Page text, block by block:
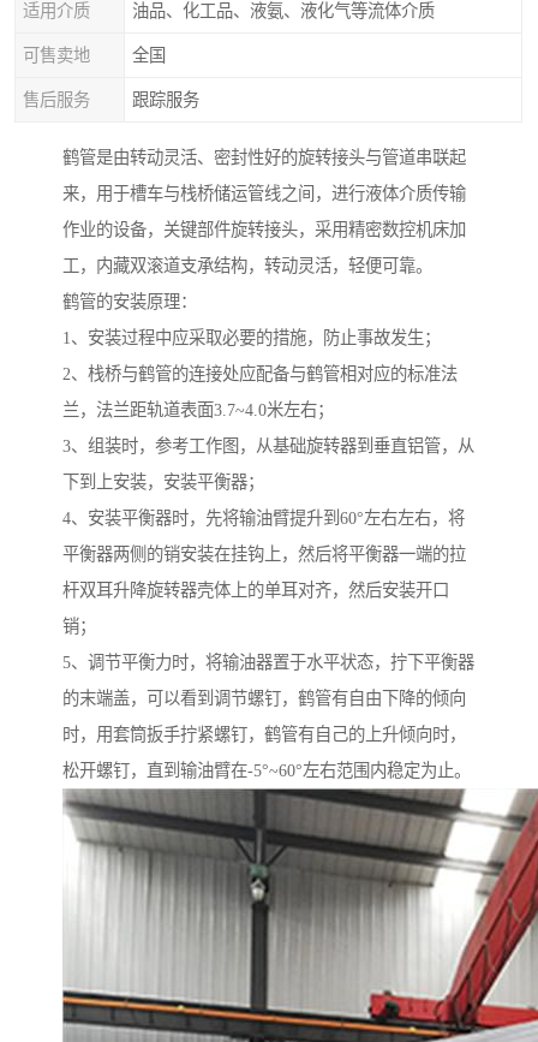
适用介质 油品、化工品、液氨、液化气等流体介质
可售卖地 全国
售后服务 跟踪服务
鹤管是由转动灵活、密封性好的旋转接头与管道串联起
来，用于槽车与栈桥储运管线之间，进行液体介质传输
作业的设备，关键部件旋转接头，采用精密数控机床加
工，内藏双滚道支承结构，转动灵活，轻便可靠。
鹤管的安装原理：
1、安装过程中应采取必要的措施，防止事故发生；
2、栈桥与鹤管的连接处应配备与鹤管相对应的标准法
兰，法兰距轨道表面3.7~4.0米左右；
3、组装时，参考工作图，从基础旋转器到垂直铝管，从
下到上安装，安装平衡器；
4、安装平衡器时，先将输油臂提升到60°左右左右，将
平衡器两侧的销安装在挂钩上，然后将平衡器一端的拉
杆双耳升降旋转器壳体上的单耳对齐，然后安装开口
销；
5、调节平衡力时，将输油器置于水平状态，拧下平衡器
的末端盖，可以看到调节螺钉，鹤管有自由下降的倾向
时，用套筒扳手拧紧螺钉，鹤管有自己的上升倾向时，
松开螺钉，直到输油臂在-5°~60°左右范围内稳定为止。